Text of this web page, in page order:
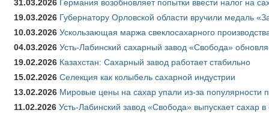
31.03.2026 Германия возобновляет попытки ввести налог на
19.03.2026 Губернатору Орловской области вручили медаль
10.03.2026 Ускользающая маржа свеклосахарного
04.03.2026 Усть-Лабинский сахарный завод «Свобода»
19.02.2026 Казахстан: Сахарный завод работает стабильно
15.02.2026 Селекция как колыбель сахарной индустрии
13.02.2026 Мировые цены на сахар упали из-за популярности
11.02.2026 Усть-Лабинский завод «Свобода» выпускает сахар в